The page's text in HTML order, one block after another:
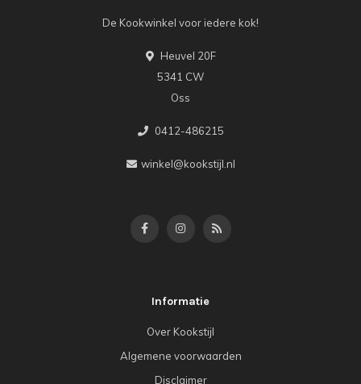
De Kookwinkel voor iedere kok!
Heuvel 20F
5341 CW
Oss
0412-486215
winkel@kookstijl.nl
Informatie
Over Kookstijl
Algemene voorwaarden
Disclaimer